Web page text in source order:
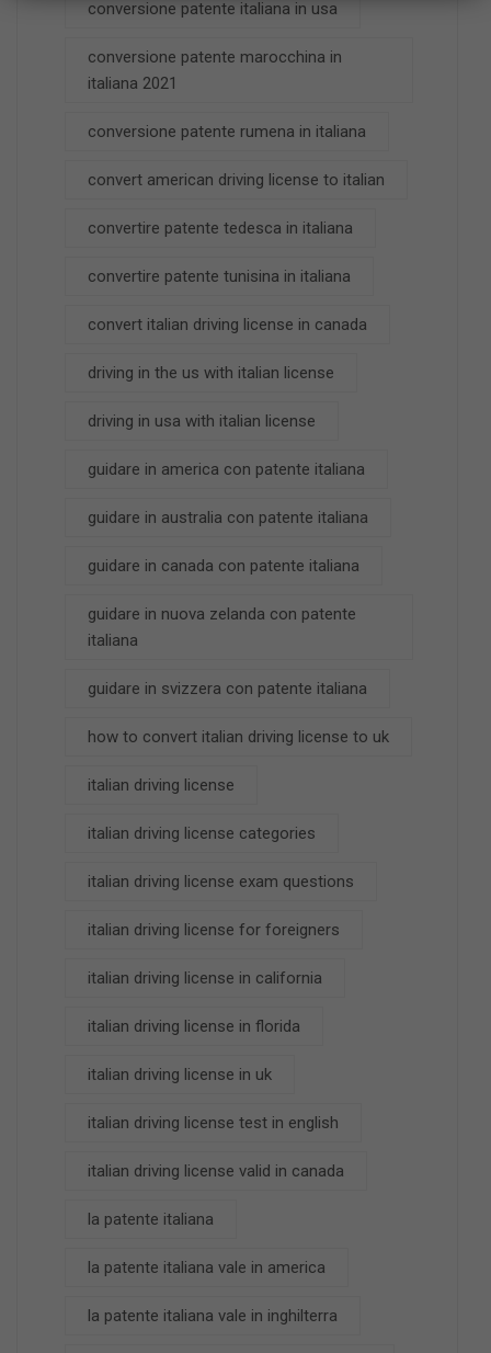
conversione patente italiana in usa
conversione patente marocchina in
italiana 2021
conversione patente rumena in italiana
convert american driving license to italian
convertire patente tedesca in italiana
convertire patente tunisina in italiana
convert italian driving license in canada
driving in the us with italian license
driving in usa with italian license
guidare in america con patente italiana
guidare in australia con patente italiana
guidare in canada con patente italiana
guidare in nuova zelanda con patente
italiana
guidare in svizzera con patente italiana
how to convert italian driving license to uk
italian driving license
italian driving license categories
italian driving license exam questions
italian driving license for foreigners
italian driving license in california
italian driving license in florida
italian driving license in uk
italian driving license test in english
italian driving license valid in canada
la patente italiana
la patente italiana vale in america
la patente italiana vale in inghilterra